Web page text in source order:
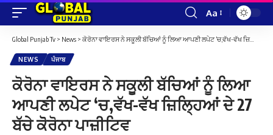
Font
Resizer
Aa
Global Punjab Tv > News > ਕੋਰੋਨਾ ਵਾਇਰਸ ਨੇ ਸਕੂਲੀ ਬੱਚਿਆਂ ਨੂੰ ਲਿਆ ਆਪਣੀ ਲਪੇਟ ‘ਚ,ਵੱਖ-ਵੱਖ ਜ਼ਿਲ੍ਹਿਆਂ ਦੇ 27 ਬੱਚੇ ਕੋੋਰੋਨਾ ਪਾਜ਼ੀਟਿਵ
NEWS ਪੰਜਾਬ
ਕੋਰੋਨਾ ਵਾਇਰਸ ਨੇ ਸਕੂਲੀ ਬੱਚਿਆਂ ਨੂੰ ਲਿਆ
ਆਪਣੀ ਲਪੇਟ ‘ਚ,ਵੱਖ-ਵੱਖ ਜ਼ਿਲ੍ਹਿਆਂ ਦੇ 27
ਬੱਚੇ ਕੋੋਰੋਨਾ ਪਾਜ਼ੀਟਿਵ